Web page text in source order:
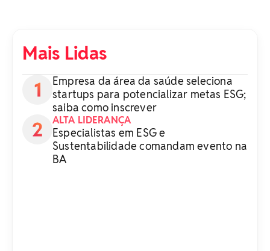
Mais Lidas
Empresa da área da saúde seleciona
startups para potencializar metas ESG;
saiba como inscrever
ALTA LIDERANÇA
Especialistas em ESG e
Sustentabilidade comandam evento na
BA